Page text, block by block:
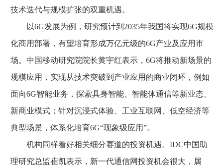
技术迭代与规模扩张的双重机遇。
以6G发展为例，研究预计到2035年我国将实现6G规模
化商用部署，有望培育形成万亿元级的6G产业及应用市
场。中国移动研究院院长黄宇红表示，6G将推动新场景的
规模应用，实现从技术突破到产业应用的商业闭环，例如
面向6G智能业务，探索具身智能、智能体通信等新业态、
新商业模式；针对沉浸式体验、工业互联网、低空经济等
典型场景，体系化培育6G“现象级应用”。
机构同样看好相关细分赛道的投资机遇。IDC中国助
理研究总监崔凯表示，新一代通信网投资机会很大，属